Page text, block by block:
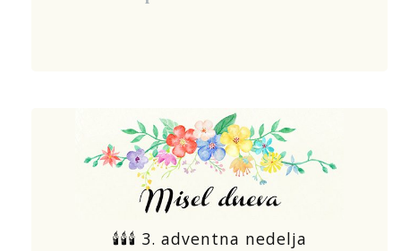
🕯️🕯️🕯️ 3. adventna nedelja